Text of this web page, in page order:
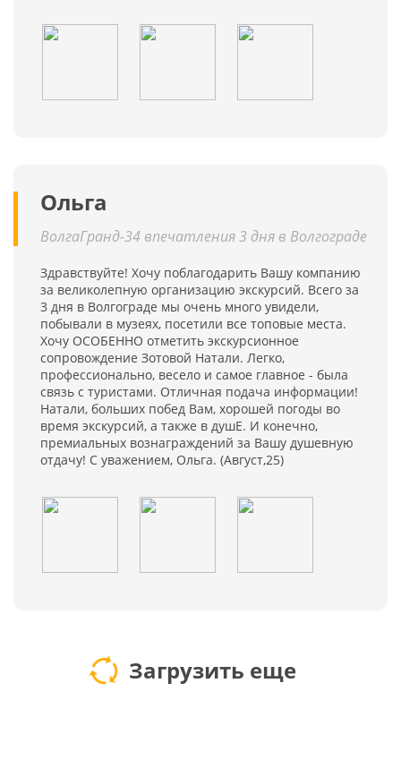
Ольга
ВолгаГранд-34 впечатления 3 дня в Волгограде
Здравствуйте! Хочу поблагодарить Вашу компанию
за великолепную организацию экскурсий. Всего за
3 дня в Волгограде мы очень много увидели,
побывали в музеях, посетили все топовые места.
Хочу ОСОБЕННО отметить экскурсионное
сопровождение Зотовой Натали. Легко,
профессионально, весело и самое главное - была
связь с туристами. Отличная подача информации!
Натали, больших побед Вам, хорошей погоды во
время экскурсий, а также в душЕ. И конечно,
премиальных вознаграждений за Вашу душевную
отдачу! С уважением, Ольга. (Август,25)
Загрузить еще